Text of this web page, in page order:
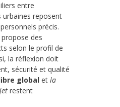
entre
urbaines reposent
précis.
des
selon le profil de
la réflexion doit
sécurité et qualité
globalet la
restent